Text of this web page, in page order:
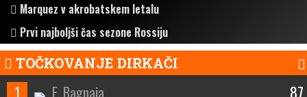
Marquez v akrobatskem letalu
Prvi najboljši čas sezone Rossiju
TOČKOVANJE DIRKAČI
1 F. Bagnaia 87